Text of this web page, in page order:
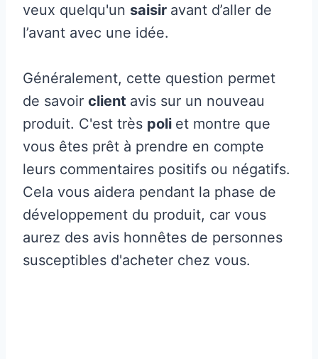
veux quelqu'un saisir avant d’aller de
l’avant avec une idée.
Généralement, cette question permet
de savoir client avis sur un nouveau
produit. C'est très poli et montre que
vous êtes prêt à prendre en compte
leurs commentaires positifs ou négatifs.
Cela vous aidera pendant la phase de
développement du produit, car vous
aurez des avis honnêtes de personnes
susceptibles d'acheter chez vous.